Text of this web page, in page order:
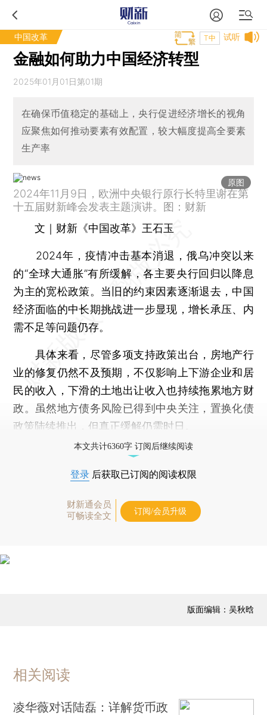
中国改革 试听
T中
金融如何助力中国经济转型
2025年01月01日第01期
在确保币值稳定的基础上，央行促进经济增长的视角
应聚焦如何推动要素有效配置，较大幅度提高全要素
生产率
原图
2024年11月9日，欧洲中央银行原行长特里谢在第
十五届财新峰会发表主题演讲。图：财新
文｜财新《中国改革》王石玉
2024年，疫情冲击基本消退，俄乌冲突以来
的“全球大通胀”有所缓解，各主要央行回归以降息
为主的宽松政策。当旧的约束因素逐渐退去，中国
经济面临的中长期挑战进一步显现，增长承压、内
需不足等问题仍存。
具体来看，尽管多项支持政策出台，房地产行
业的修复仍然不及预期，不仅影响上下游企业和居
民的收入，下滑的土地出让收入也持续拖累地方财
政。虽然地方债务风险已得到中央关注，置换化债
政策陆续推出，但真正缓解仍需时日。
本文共计6360字 订阅后继续阅读
登录 后获取已订阅的阅读权限
财新通会员
可畅读全文
订阅/会员升级
版面编辑：吴秋晗
相关阅读
凌华薇对话陆磊：详解货币政